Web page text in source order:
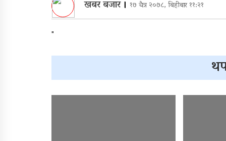
खबर बजार। १७ चैत्र २०७८, बिहीबार ११:२१
"